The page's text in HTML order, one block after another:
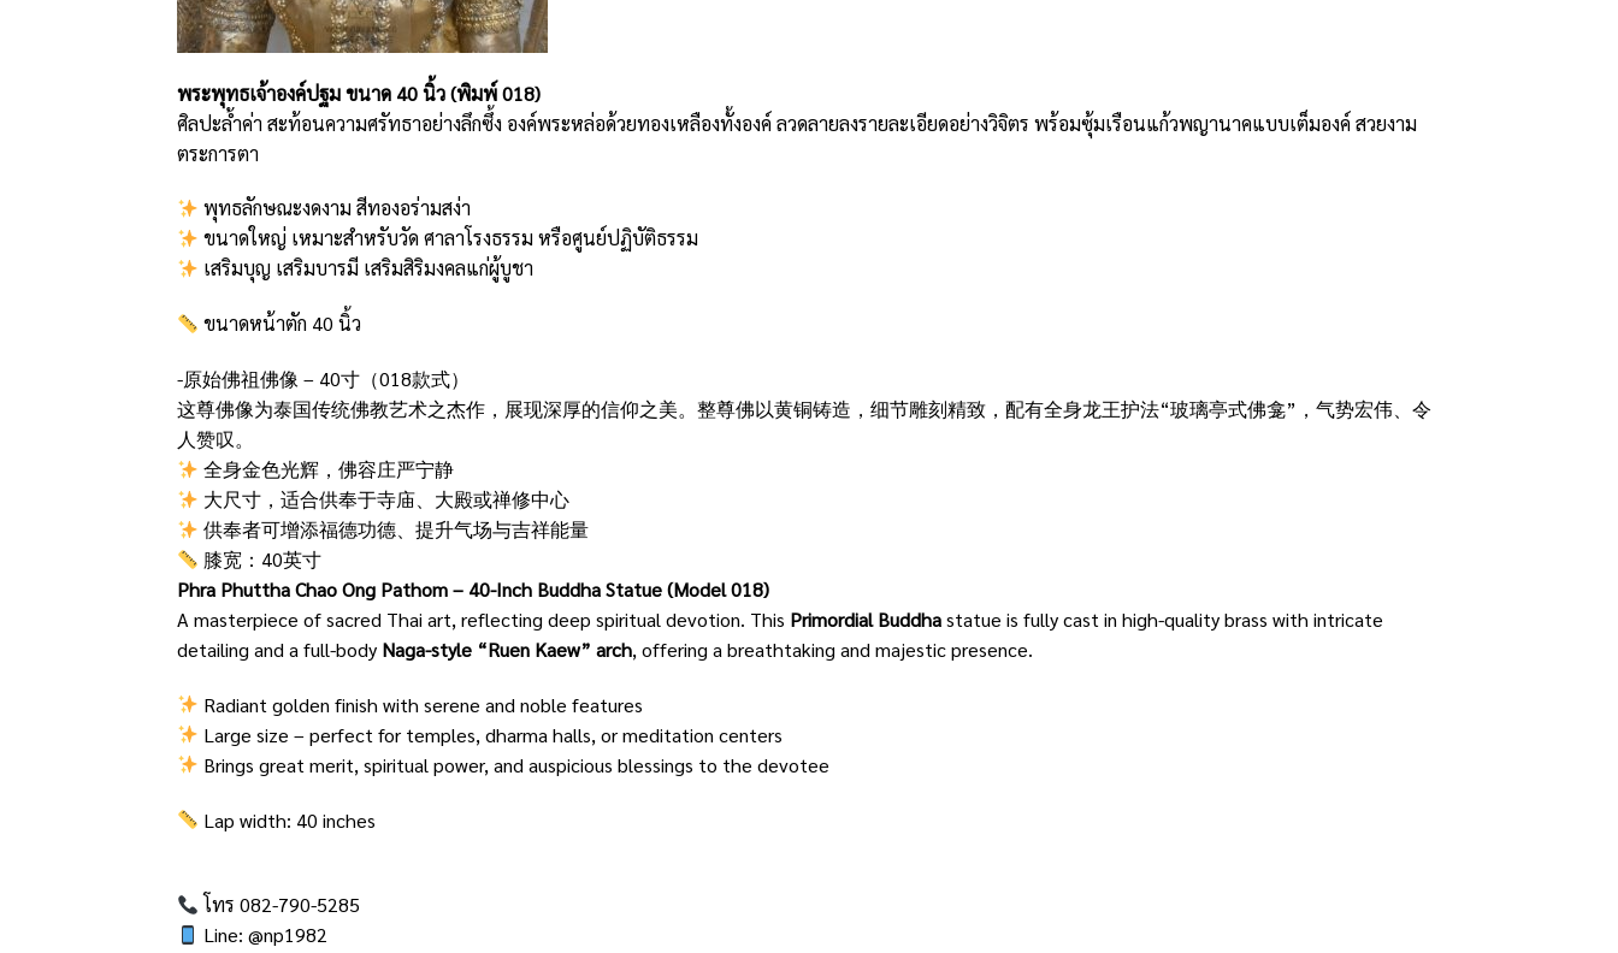
พระพุทธเจ้าองค์ปฐม ขนาด 40 นิ้ว (พิมพ์ 018)
ศิลปะล้ำค่า สะท้อนความศรัทธาอย่างลึกซึ้ง องค์พระหล่อด้วยทองเหลืองทั้งองค์ ลวดลายลงรายละเอียดอย่างวิจิตร พร้อมซุ้มเรือนแก้วพญานาคแบบเต็มองค์ สวยงาม
ตระการตา
พุทธลักษณะงดงาม สีทองอร่ามสง่า
ขนาดใหญ่ เหมาะสำหรับวัด ศาลาโรงธรรม หรือศูนย์ปฏิบัติธรรม
เสริมบุญ เสริมบารมี เสริมสิริมงคลแก่ผู้บูชา
ขนาดหน้าตัก 40 นิ้ว
-原始佛祖佛像 – 40寸（018款式）
这尊佛像为泰国传统佛教艺术之杰作，展现深厚的信仰之美。整尊佛以黄铜铸造，细节雕刻精致，配有全身龙王护法“玻璃亭式佛龛”，气势宏伟、令
人赞叹。
全身金色光辉，佛容庄严宁静
大尺寸，适合供奉于寺庙、大殿或禅修中心
供奉者可增添福德功德、提升气场与吉祥能量
膝宽：40英寸
Phra Phuttha Chao Ong Pathom – 40-Inch Buddha Statue (Model 018)
A masterpiece of sacred Thai art, reflecting deep spiritual devotion. This Primordial Buddhastatue is fully cast in high-quality brass with intricate
detailing and a full-body Naga-style “Ruen Kaew” arch, offering a breathtaking and majestic presence.
Radiant golden finish with serene and noble features
Large size – perfect for temples, dharma halls, or meditation centers
Brings great merit, spiritual power, and auspicious blessings to the devotee
Lap width: 40 inches
โทร 082-790-5285
Line: @np1982